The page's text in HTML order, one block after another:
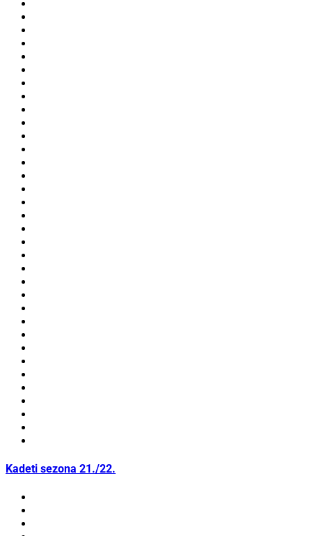
Kadeti sezona 21./22.